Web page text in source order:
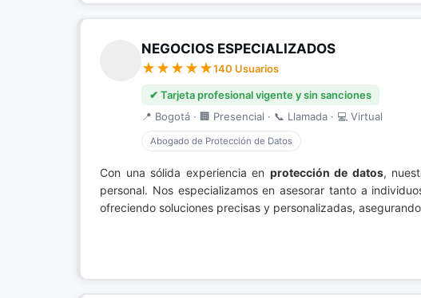
NEGOCIOS ESPECIALIZADOS
140 Usuarios
✔ Tarjeta profesional vigente y sin sanciones
📍 Bogotá · 🏢 Presencial · 📞 Llamada · 💻 Virtual
Abogado de Protección de Datos
Con una sólida experiencia en protección de datos,
personal. Nos especializamos en asesorar tanto a
ofreciendo soluciones precisas y personalizadas,